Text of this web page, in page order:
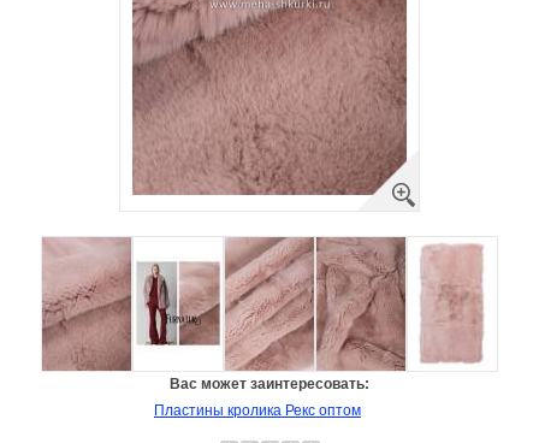
Вас может заинтересовать:
Пластины кролика Рекс оптом